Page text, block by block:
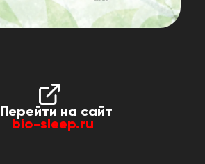
Перейти на сайт
bio-sleep.ru